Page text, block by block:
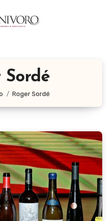
Sordé
Roger Sordé